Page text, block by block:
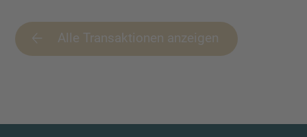
Alle Transaktionen anzeigen